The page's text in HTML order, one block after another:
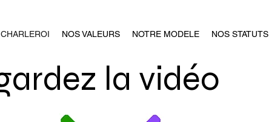
CHARLEROI NOS VALEURS NOTRE MODELE NOS STATUTS
la vidéo